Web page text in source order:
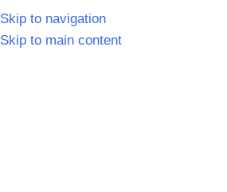
Skip to navigation
Skip to main content